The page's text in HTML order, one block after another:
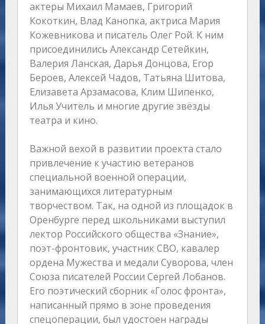
актеры Михаил Мамаев, Григорий
Кокоткин, Влад Канопка, актриса Мария
Кожевникова и писатель Олег Рой. К ним
присоединились Александр Сетейкин,
Валерия Ланская, Дарья Донцова, Егор
Бероев, Алексей Чадов, Татьяна Шитова,
Елизавета Арзамасова, Клим Шипенко,
Илья Учитель и многие другие звёзды
театра и кино.
Важной вехой в развитии проекта стало
привлечение к участию ветеранов
специальной военной операции,
занимающихся литературным
творчеством. Так, на одной из площадок в
Оренбурге перед школьниками выступил
лектор Российского общества «Знание»,
поэт-фронтовик, участник СВО, кавалер
ордена Мужества и медали Суворова, член
Союза писателей России Сергей Лобанов.
Его поэтический сборник «Голос фронта»,
написанный прямо в зоне проведения
спецоперации, был удостоен награды